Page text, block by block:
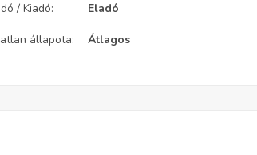
/ Kiadó: Eladó
állapota: Átlagos